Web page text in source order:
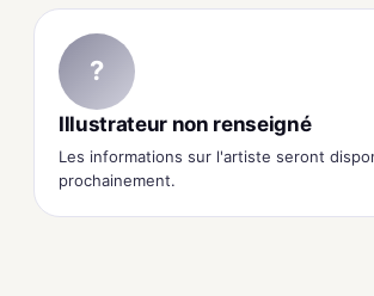
?
Illustrateur non renseigné
Les informations sur l'artiste seront
prochainement.